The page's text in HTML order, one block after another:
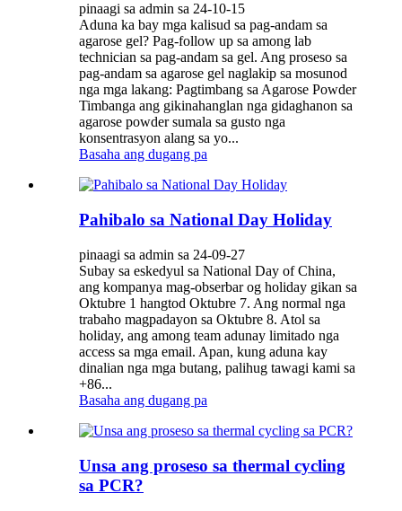
pinaagi sa admin sa 24-10-15
Aduna ka bay mga kalisud sa pag-andam sa
agarose gel? Pag-follow up sa among lab
technician sa pag-andam sa gel. Ang proseso sa
pag-andam sa agarose gel naglakip sa mosunod
nga mga lakang: Pagtimbang sa Agarose Powder
Timbanga ang gikinahanglan nga gidaghanon sa
agarose powder sumala sa gusto nga
konsentrasyon alang sa yo...
Basaha ang dugang pa
Pahibalo sa National Day Holiday
pinaagi sa admin sa 24-09-27
Subay sa eskedyul sa National Day of China,
ang kompanya mag-obserbar og holiday gikan sa
Oktubre 1 hangtod Oktubre 7. Ang normal nga
trabaho magpadayon sa Oktubre 8. Atol sa
holiday, ang among team adunay limitado nga
access sa mga email. Apan, kung aduna kay
dinalian nga mga butang, palihug tawagi kami sa
+86...
Basaha ang dugang pa
Unsa ang proseso sa thermal cycling
sa PCR?